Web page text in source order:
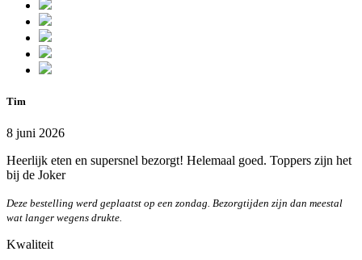
Tim
8 juni 2026
Heerlijk eten en supersnel bezorgt! Helemaal goed. Toppers zijn het
bij de Joker
Deze bestelling werd geplaatst op een zondag. Bezorgtijden zijn dan meestal
wat langer wegens drukte.
Kwaliteit